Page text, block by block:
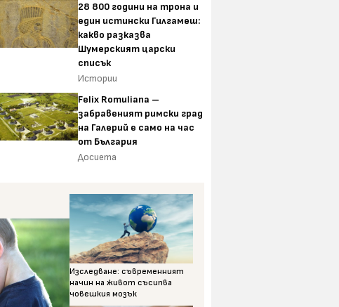
28 800 години на трона и
един истински Гилгамеш:
какво разказва
Шумерският царски
списък
Истории
Felix Romuliana –
забравеният римски град
на Галерий е само на час
от България
Досиета
Изследване: съвременният
начин на живот съсипва
човешкия мозък